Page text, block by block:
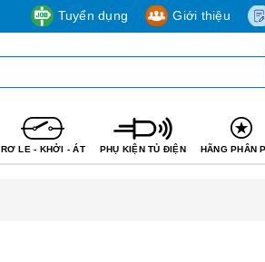
Tuyển dụng Giới thiệu
RƠ LE - KHỞI - ÁT PHỤ KIỆN TỦ ĐIỆN HÃNG PHÂN